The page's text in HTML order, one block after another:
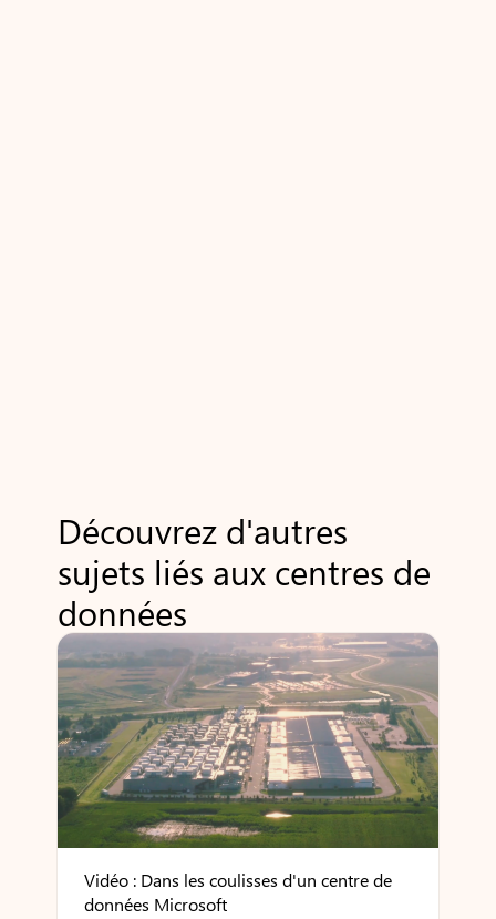
Découvrez d'autres
sujets liés aux centres de
données
Vidéo : Dans les coulisses d'un centre de
données Microsoft